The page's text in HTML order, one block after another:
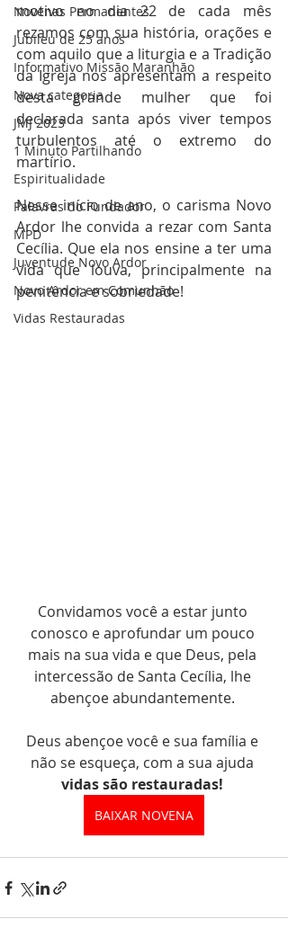
Novenas Permanentes
Jubileu de 25 anos
Informativo Missão Maranhão
Nova categoria
JMJ 2023
1 Minuto Partilhando
Espiritualidade
Palavras do Fundador
MPD
Juventude Novo Ardor
Novo Ardor em Comunhão
Vidas Restauradas
motivo no dia 22 de cada mês
rezamos com sua história, orações e
com aquilo que a liturgia e a Tradição
da Igreja nos apresentam a respeito
desta grande mulher que foi
declarada santa após viver tempos
turbulentos até o extremo do
martírio.
Nesse início de ano, o carisma Novo
Ardor lhe convida a rezar com Santa
Cecília. Que ela nos ensine a ter uma
vida que louva, principalmente na
penitência e sobriedade!
Convidamos você a estar junto
conosco e aprofundar um pouco
mais na sua vida e que Deus, pela
intercessão de Santa Cecília, lhe
abençoe abundantemente.
Deus abençoe você e sua família e
não se esqueça, com a sua ajuda
vidas são restauradas!
BAIXAR NOVENA